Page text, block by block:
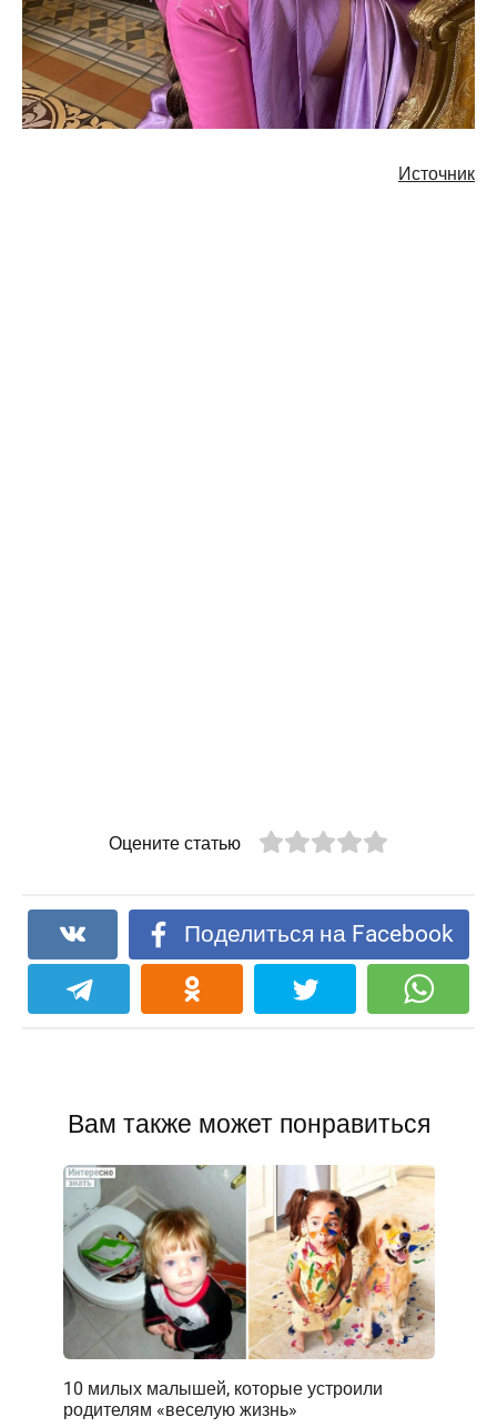
Источник
Оцените статью
Поделиться на Facebook
Вам также может понравиться
10 милых малышей, которые устроили
родителям «веселую жизнь»